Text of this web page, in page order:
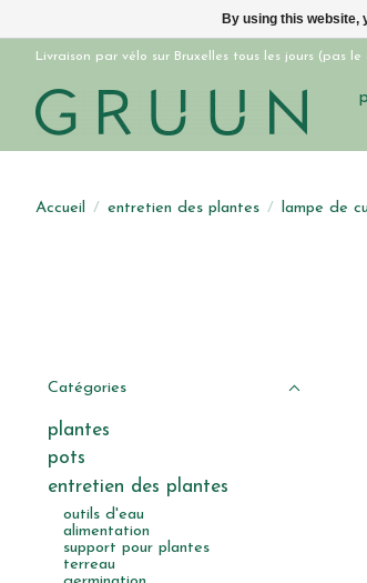
Livraison par vélo sur Bruxelles tous les jours (pas
Accueil / entretien des plantes / lampe de
Catégories
plantes
pots
entretien des plantes
outils d'eau
alimentation
support pour plantes
terreau
By using this website,